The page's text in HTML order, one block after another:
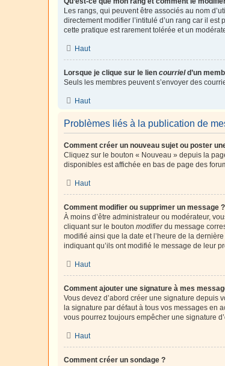
Les rangs, qui peuvent être associés au nom
directement modifier l’intitulé d’un rang car il
cette pratique est rarement tolérée et un
Haut
Lorsque je clique sur le lien courrield’un
Seuls les membres peuvent s’envoyer des
Haut
Problèmes liés à la publication de
Comment créer un nouveau sujet ou poster
Cliquez sur le bouton « Nouveau » depuis la
disponibles est affichée en bas de page des
Haut
Comment modifier ou supprimer un message ?
À moins d’être administrateur ou modérateur,
cliquant sur le bouton modifierdu message
modifié ainsi que la date et l’heure de la
indiquant qu’ils ont modifié le message de leur
Haut
Comment ajouter une signature à mes
Vous devez d’abord créer une signature depuis
la signature par défaut à tous vos messages en
vous pourrez toujours empêcher une signature
Haut
Comment créer un sondage ?